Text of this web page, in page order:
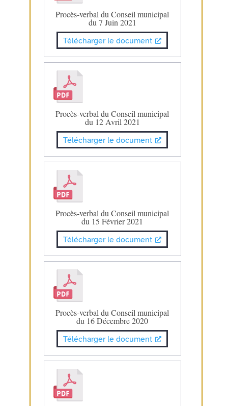
Procès-verbal du Conseil municipal
du 7 Juin 2021
Télécharger le document
Procès-verbal du Conseil municipal
du 12 Avril 2021
Télécharger le document
Procès-verbal du Conseil municipal
du 15 Février 2021
Télécharger le document
Procès-verbal du Conseil municipal
du 16 Décembre 2020
Télécharger le document